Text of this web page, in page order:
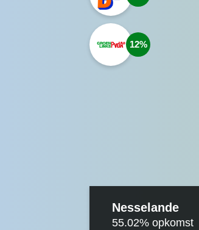
12
Nesselande
55.02% opkomst